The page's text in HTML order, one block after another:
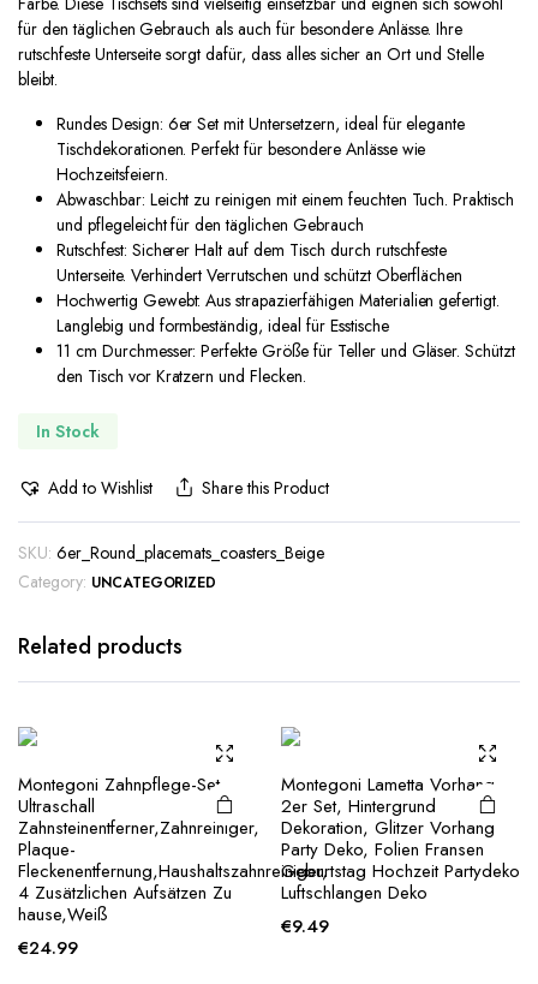
für den täglichen Gebrauch als auch für besondere Anlässe. Ihre
rutschfeste Unterseite sorgt dafür, dass alles sicher an Ort und Stelle
bleibt.
Rundes Design: 6er Set mit Untersetzern, ideal für elegante
Tischdekorationen. Perfekt für besondere Anlässe wie
Hochzeitsfeiern.
Abwaschbar: Leicht zu reinigen mit einem feuchten Tuch. Praktisch
und pflegeleicht für den täglichen Gebrauch
Rutschfest: Sicherer Halt auf dem Tisch durch rutschfeste
Unterseite. Verhindert Verrutschen und schützt Oberflächen
Hochwertig Gewebt: Aus strapazierfähigen Materialien gefertigt.
Langlebig und formbeständig, ideal für Esstische
11 cm Durchmesser: Perfekte Größe für Teller und Gläser. Schützt
den Tisch vor Kratzern und Flecken.
In Stock
Add to Wishlist Share this Product
SKU: 6er_Round_placemats_coasters_Beige
Category: UNCATEGORIZED
Related products
Montegoni Zahnpflege-Set
Ultraschall
Zahnsteinentferner,Zahnreiniger,
Plaque-
Fleckenentfernung,Haushaltszahnreiniger,
4 Zusätzlichen Aufsätzen Zu
hause,Weiß
€24.99
Montegoni Lametta Vorhang
2er Set, Hintergrund
Dekoration, Glitzer Vorhang
Party Deko, Folien Fransen
Geburtstag Hochzeit Partydeko
Luftschlangen Deko
€9.49